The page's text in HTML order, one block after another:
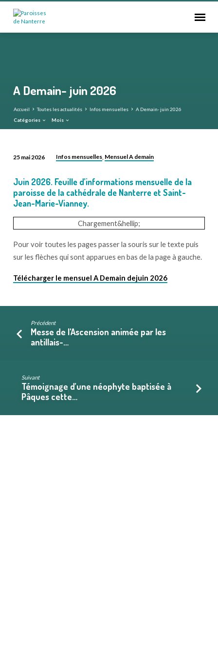
A Demain- juin 2026
Accueil Toutes les actualités Infos mensuelles
A Demain- juin 2026
Catégories
Mois
Demain-
juin
2026
25 mai 2026 Infos mensuelles, Mensuel A demain
Juin 2026. Feuille d’informations mensuelle de la
paroisse de la cathédrale de Nanterre et Saint-
Jean-Marie-Vianney.
Chargement&hellip;
Pour voir toutes les pages passer la souris sur le texte puis
sur les flèches qui sont apparues en bas de la page à gauche.
Télécharger le mensuel A Demain dejuin 2026
Précédent
Messe de l'Ascension animée par les
antillais-…
Suivant
Témoignage d’une néophyte baptisée à
Pâques cette…